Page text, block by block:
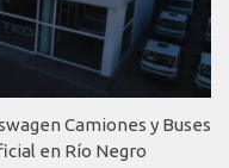
Camiones y Buses
en Río Negro